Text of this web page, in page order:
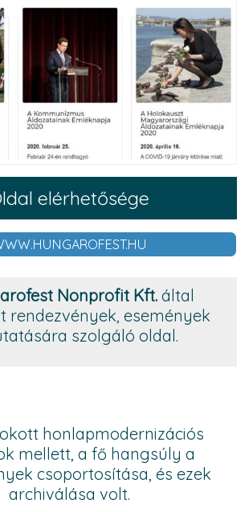
Nonprofit Kft.által
rendezvények, események
szolgáló oldal.
honlapmodernizációs
mellett, a fő hangsúly a
csoportosítása, és ezek
archiválása volt.
elérhetősége